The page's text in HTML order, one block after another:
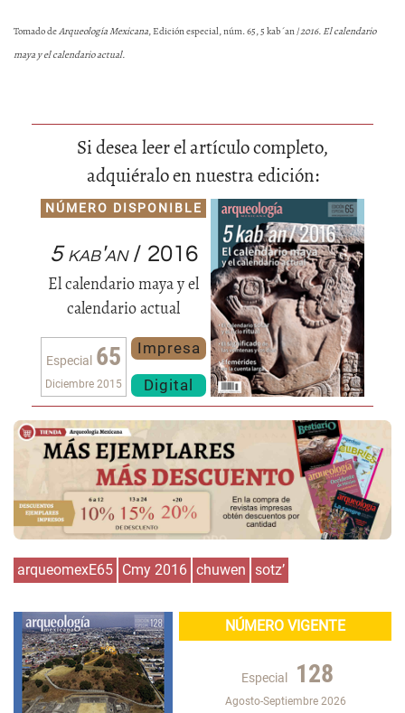
Tomado deArqueología Mexicana, Edición especial, núm. 65, 5 kab´an /2016. El calendario
maya y el calendario actual.
Si desea leer el artículo completo,
adquiéralo en nuestra edición:
NÚMERO DISPONIBLE
5 kab'an/ 2016
El calendario maya y el
calendario actual
Especial 65
Diciembre 2015
Impresa
Digital
arqueomexE65 Cmy 2016 chuwen sotz’
NÚMERO VIGENTE
Especial 128
Agosto-Septiembre 2026